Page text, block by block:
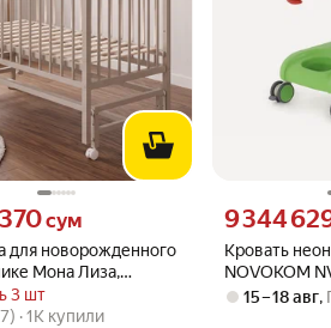
для новорожденного
Мона Лиза,
3 шт
сум вместо
сум
4.3 из 5
· 1K купили
· 1K купили
Кровать
NOVOKOM
Цена 9344629
9 344
15 – 18 авг,